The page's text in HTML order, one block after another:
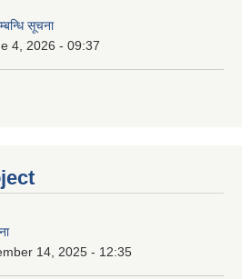
सूचना
4, 2026 - 09:37
14, 2025 - 12:35